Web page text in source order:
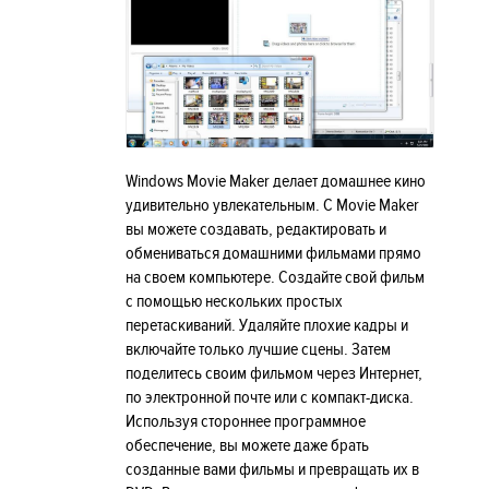
Windows Movie Maker делает домашнее кино
удивительно увлекательным. С Movie Maker
вы можете создавать, редактировать и
обмениваться домашними фильмами прямо
на своем компьютере. Создайте свой фильм
с помощью нескольких простых
перетаскиваний. Удаляйте плохие кадры и
включайте только лучшие сцены. Затем
поделитесь своим фильмом через Интернет,
по электронной почте или с компакт-диска.
Используя стороннее программное
обеспечение, вы можете даже брать
созданные вами фильмы и превращать их в